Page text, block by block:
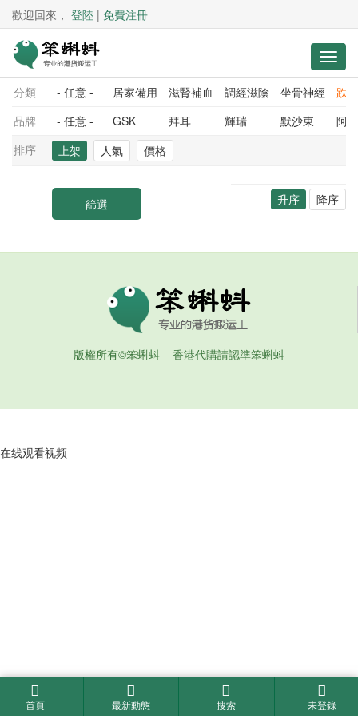
歡迎回來， 登陸 | 免費注冊
分類 - 任意 - 居家備用 滋腎補血 調經滋陰 坐骨神經
跌
品牌
- 任意 - GSK 拜耳 輝瑞 默沙東
阿
排序
上架 人氣 價格
升序 降序
版權所有©笨蝌蚪 香港代購請認準笨蝌蚪
首頁 最新動態 搜索 未登錄
在线观看视频